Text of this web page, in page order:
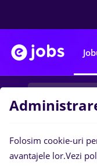
Filtre
Folosim cookie-uri
avantajele lor.Vezi